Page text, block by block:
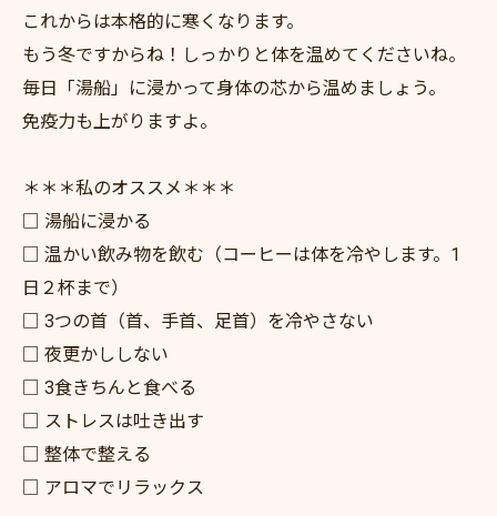
これからは本格的に寒くなります。
もう冬ですからね！しっかりと体を温めてくださいね。
毎日「湯船」に浸かって身体の芯から温めましょう。
免疫力も上がりますよ。
＊＊＊私のオススメ＊＊＊
□ 湯船に浸かる
□ 温かい飲み物を飲む（コーヒーは体を冷やします。1
日２杯まで）
□ 3つの首（首、手首、足首）を冷やさない
□ 夜更かししない
□ 3食きちんと食べる
□ ストレスは吐き出す
□ 整体で整える
□ アロマでリラックス